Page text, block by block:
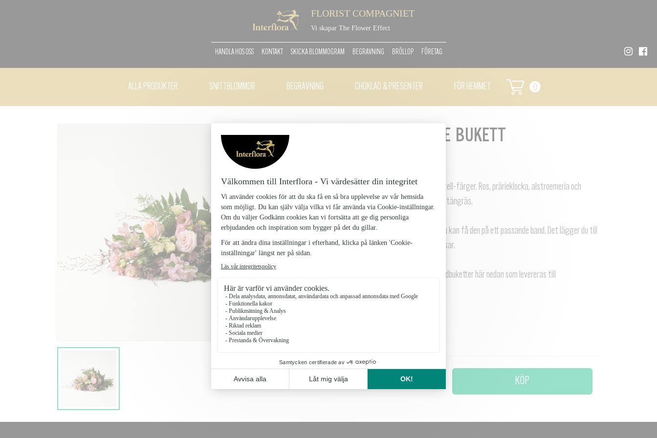
FLORIST COMPAGNIET
Vi skapar The Flower Effect
HANDLA HOS OSS KONTAKT SKICKA BLOMMOGRAM BEGRAVNING BRÖLLOP FÖRETAG
ALLA PRODUKTER SNITTBLOMMOR BEGRAVNING CHOKLAD & PRESENTER FÖR HEMMET 0
ROSA HIMMEL, LIGGANDE BUKETT
Liggande bukett med sommarens blommor i ljusa pastell-färger. Ros, prärieklocka, alstroemeria och
limoium på en grön bädd av pistage, läderblad och fontängräs.
Levereras med din hälsning på ett textat kort, men du kan få den på ett passande band. Det lägger du till
som tillval här nedan och butiken väljer färg som passar.
Om du närvarar på begravningen, kan du beställa handbuketter här nedan som levereras till
begravningsplatsen.
KÖP